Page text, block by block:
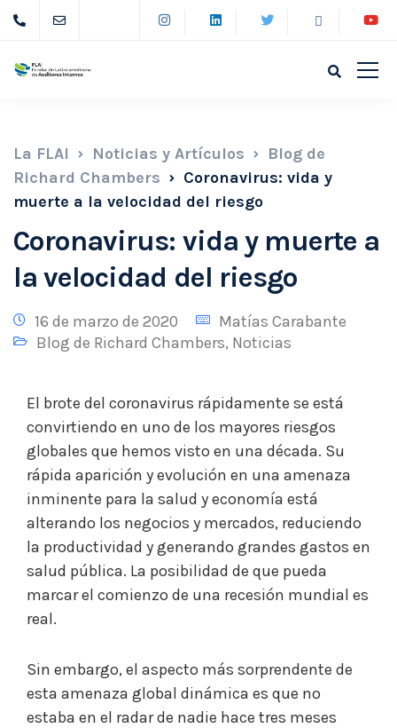
La FLAI Noticias y Artículos
Blog de
Richard Chambers
Coronavirus: vida y
muerte a la velocidad del riesgo
Coronavirus: vida y muerte a
la velocidad del riesgo
16 de marzo de 2020
Matías Carabante
Blog de Richard Chambers, Noticias
​El brote del coronavirus rápidamente se está
convirtiendo en uno de los mayores riesgos
globales que hemos visto en una década. Su
rápida aparición y evolución en una amenaza
inminente para la salud y economía está
alterando los negocios y mercados, reduciendo
la productividad y generando grandes gastos en
salud pública. La posibilidad de que pueda
marcar el comienzo de una recesión mundial es
real.
Sin embargo, el aspecto más sorprendente de
esta amenaza global dinámica es que no
estaba en el radar de nadie hace tres meses